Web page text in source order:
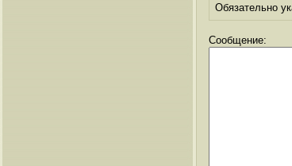
Обязательно
Сообщение: